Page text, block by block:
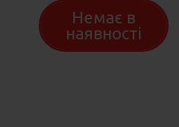
Немає в
наявності